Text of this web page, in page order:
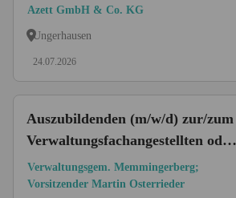
Azett GmbH & Co. KG
Ungerhausen
24.07.2026
Auszubildenden (m/w/d) zur/zum
Verwaltungsfachangestellten oder
Kauffrau/Kaufmann für
Büromanagement
Verwaltungsgem. Memmingerberg;
Vorsitzender Martin Osterrieder